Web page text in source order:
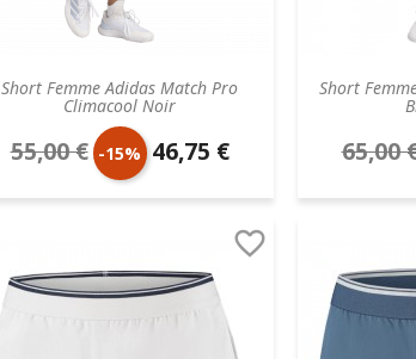
Short Femme Adidas Match Pro
Climacool Noir
Prix
de
55,00 € -15% Prix
unitaire
46,75 €
Short
Prix
de
65,00
